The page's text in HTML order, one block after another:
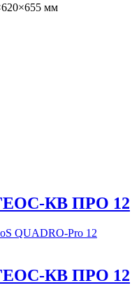
мм
КВ ПРО 12
КВ ПРО 12